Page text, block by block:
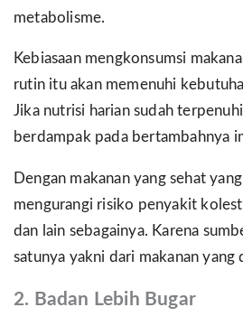
metabolisme.
Kebiasaan mengkonsumsi
rutin itu akan memenuhi
Jika nutrisi harian sudah
berdampak pada bertambahnya
Dengan makanan yang sehat
mengurangi risiko penyakit
dan lain sebagainya. Karena
satunya yakni dari makanan yang
2. Badan Lebih Bugar